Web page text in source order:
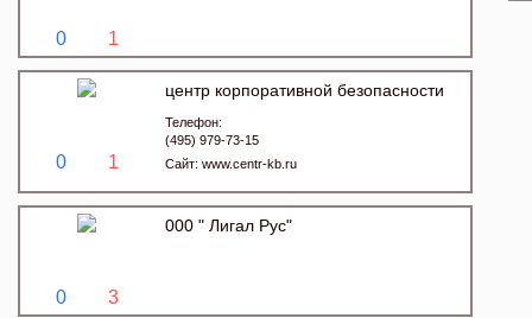
0 1
0 1
центр корпоративной безопасности
Телефон:
(495) 979-73-15
Сайт: www.centr-kb.ru
0 3
000 " Лигал Рус"